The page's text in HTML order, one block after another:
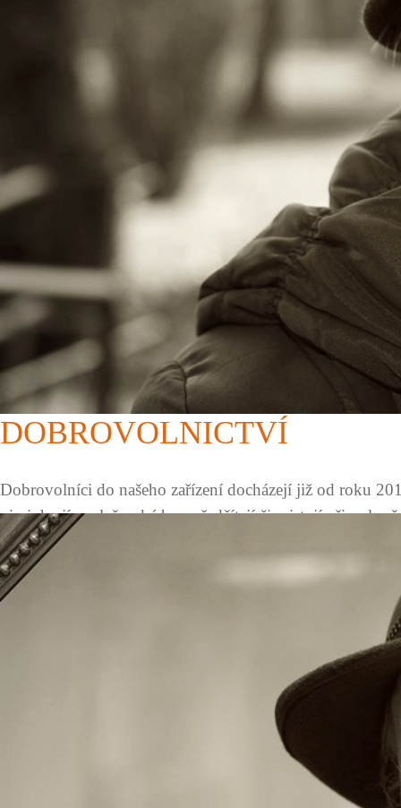
DOBROVOLNICTVÍ
Dobrovolníci do našeho zařízení docházejí již od roku
nimi, hrají společenské hry, předčítají či asistují při
do zařízení nové nápady, nadšení, zkušenosti, nabízejí
umožňuje uživatelům kontakt s přirozeným sociálním
Chcete-li se dozvědět více o dobrovolnictví, navštivte
o tom jak se stát dobrovolníkem a aktuální zprávy o
Vedoucí Dobrovolnického centra ADRA Havířov:
Mgr. Hana Čadová, tel.: 732 509 400, e-mail